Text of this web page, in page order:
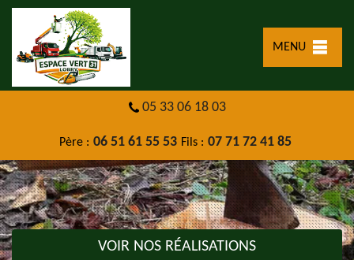
MENU
05 33 06 18 03
Père : 06 51 61 55 53 Fils : 07 71 72 41 85
VOIR NOS RÉALISATIONS